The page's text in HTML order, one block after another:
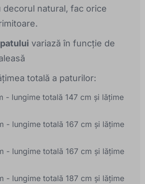
decorul natural, fac orice
variază în funcție de
totală a paturilor:
- lungime totală 147 cm și lățime
- lungime totală 167 cm și lățime
- lungime totală 167 cm și lățime
- lungime totală 187 cm și lățime